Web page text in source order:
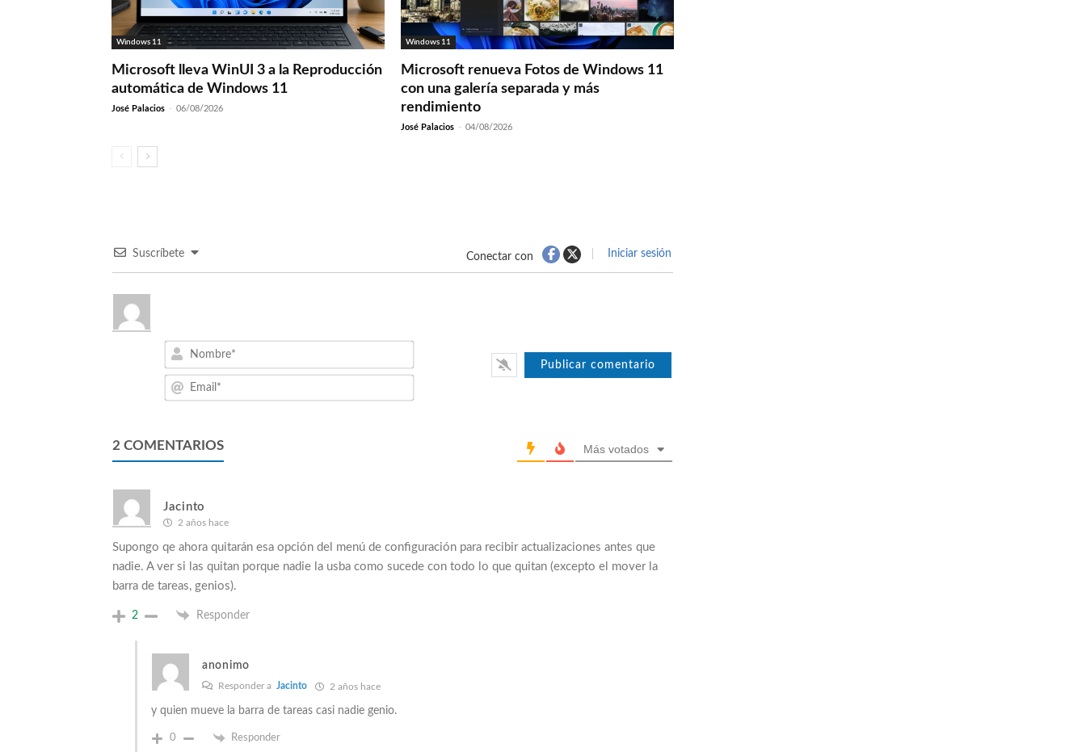
Windows 11
Microsoft lleva WinUI 3 a la Reproducción
automática de Windows 11
José Palacios - 06/08/2026
Windows 11
Microsoft renueva Fotos de Windows 11
con una galería separada y más
rendimiento
José Palacios - 04/08/2026
Suscríbete Conectar con Iniciar sesión
2 COMENTARIOS Más votados
Jacinto
2 años hace
Supongo qe ahora quitarán esa opción del menú de configuración para recibir actualizaciones antes que
nadie. A ver si las quitan porque nadie la usba como sucede con todo lo que quitan (excepto el mover la
barra de tareas, genios).
2 Responder
anonimo
Responder a Jacinto 2 años hace
y quien mueve la barra de tareas casi nadie genio.
0 Responder